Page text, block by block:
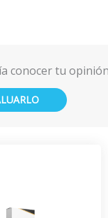
conocer tu